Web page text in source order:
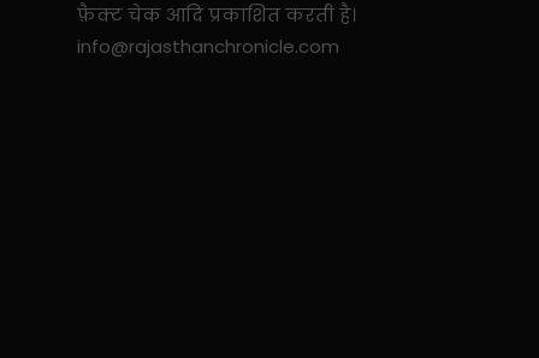
फ़ैक्ट चेक आदि प्रकाशित करती है।
info@rajasthanchronicle.com